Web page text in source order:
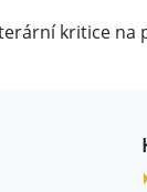
kritice na